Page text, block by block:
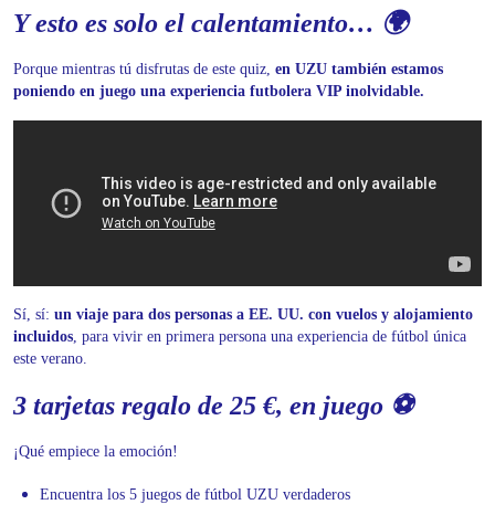
Y esto es solo el calentamiento… 🌍
Porque mientras tú disfrutas de este quiz, en UZU también estamos
poniendo en juego una experiencia futbolera VIP inolvidable.
Sí, sí: un viaje para dos personas a EE. UU. con vuelos y alojamiento
incluidos, para vivir en primera persona una experiencia de fútbol única
este verano.
3 tarjetas regalo de 25 €, en juego ⚽
¡Qué empiece la emoción!
Encuentra los 5 juegos de fútbol UZU verdaderos